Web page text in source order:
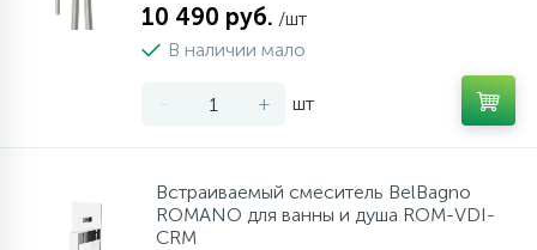
10 490 руб. /шт
В наличии мало
- + шт
Встраиваемый смеситель BelBagno
ROMANO для ванны и душа ROM-VDI-
CRM